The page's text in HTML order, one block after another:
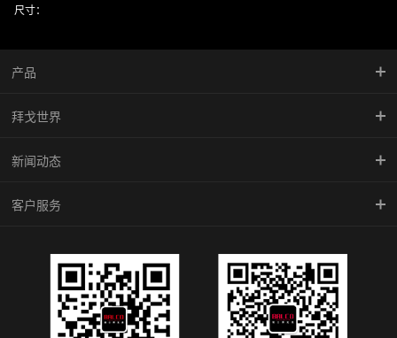
尺寸：
产品
慧智金·尚品系列
竞速系列
型动系列
拜戈世界
品牌传承
馆藏珍品
新闻动态
新闻中心
客户服务